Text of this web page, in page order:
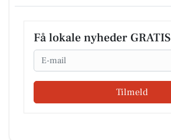
Få lokale nyheder GRATIS
Email
Tilmeld